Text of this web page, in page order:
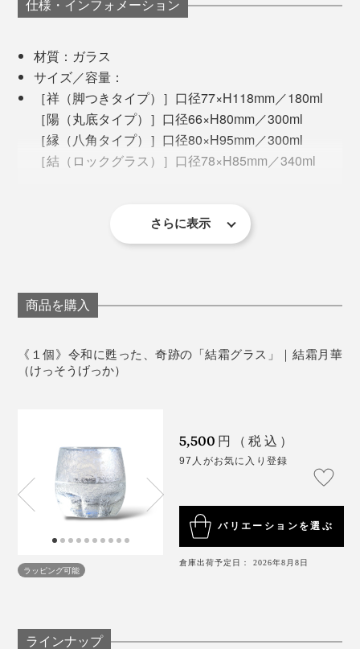
みがあり、どっしりとした重みに心が落ち着きます。
間接照明の光にかざして、ゆっくり溶ける氷を眺めなれ
ば、心身がゆるむのを感じるはず。
＜陽＞
丸底の「陽」は、容量300ml。ゆらゆらと揺れて、飲み
物が空気に触れやすく、香りをゆったり楽しみたいドリ
ンクにぴったり。
いただくためのデザインです。
瞬間の芸術。世界でひとつだけの作品を大切に桐箱に入
れて、あなたの手元にお届けします。
ろうと決意。
「この美しさを甦らせ、100年先に残したい。残さなく
てはならない！と、勝手な使命感に燃えまして。
地元・静岡のガラス工房や博物館を見て周り、大学の教
授に話を聞き、図書館の文献を読み漁り、数えきれない
ほどのトライ＆エラーを繰り返して、ようやくこの形に
辿り着きました。
もともとエンジニアなので、職人の技を科学的に分析す
るのは得意でして、大正時代の職人ができたことを解明
したいという想いもありました。
現在でも、平らなガラス板に「結霜加工」する職人さん
のは、自分だけなんじゃないかな。
仕様・インフォメーション
材質：ガラス
サイズ／容量：
［祥（脚つきタイプ）］口径77×H118mm／180ml
［陽（丸底タイプ）］口径66×H80mm／300ml
［縁（八角タイプ）］口径80×H95mm／300ml
［結（ロックグラス）］口径78×H85mm／340ml
すべて作家の手作りのため、まったく同じ模様には
かじめご了承ください。
食器洗い乾燥機、電子レンジ、オーブン、直火では
さらに表示
商品を購入
《１個》令和に甦った、奇跡の「結霜グラス」｜結霜月華
（けっそうげっか）
ラッピング可能
5,500 円（税込）
97人がお気に入り登録
バリエーションを選ぶ
倉庫出荷予定日： 2026年8月8日
ラインナップ